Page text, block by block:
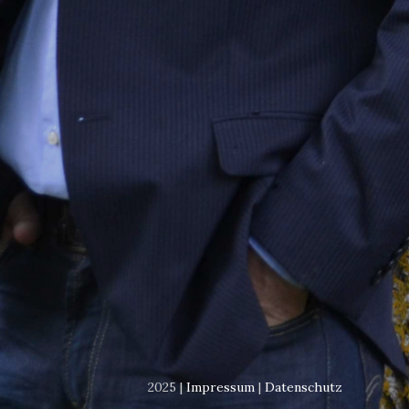
2025 |Impressum | Datenschutz